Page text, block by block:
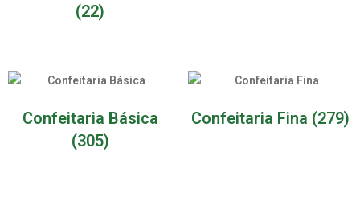
(22)
Confeitaria Básica
(305)
Confeitaria Fina (279)